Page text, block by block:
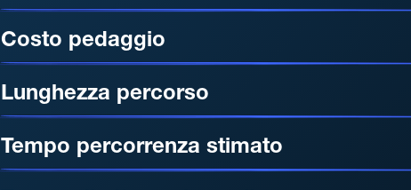
Costo pedaggio
Lunghezza percorso
Tempo percorrenza stimato